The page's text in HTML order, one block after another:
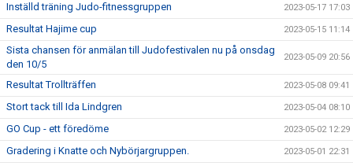
Inställd träning Judo-fitnessgruppen 2023-05-17 17:03
Resultat Hajime cup 2023-05-15 11:14
Sista chansen för anmälan till Judofestivalen nu på onsdag
den 10/5
2023-05-09 20:56
Resultat Trollträffen 2023-05-08 09:41
Stort tack till Ida Lindgren 2023-05-04 08:10
GO Cup - ett föredöme 2023-05-02 12:29
Gradering i Knatte och Nybörjargruppen. 2023-05-01 22:31